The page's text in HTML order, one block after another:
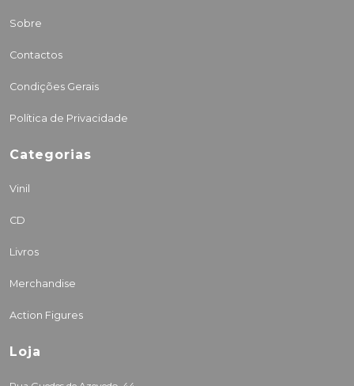
Sobre
Contactos
Condições Gerais
Política de Privacidade
Categorias
Vinil
CD
Livros
Merchandise
Action Figures
Loja